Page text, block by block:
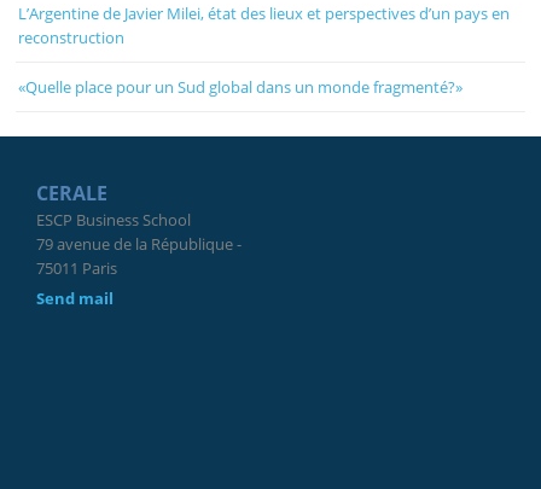
L’Argentine de Javier Milei, état des lieux et perspectives d’un pays en
reconstruction
«Quelle place pour un Sud global dans un monde fragmenté?»
CERALE
ESCP Business School
79 avenue de la République -
75011 Paris
Send mail